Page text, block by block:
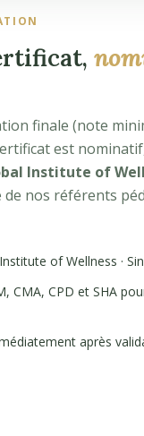
finale (note
est
Institute of
nos référents
of Wellness ·
CMA, CPD et SHA
après